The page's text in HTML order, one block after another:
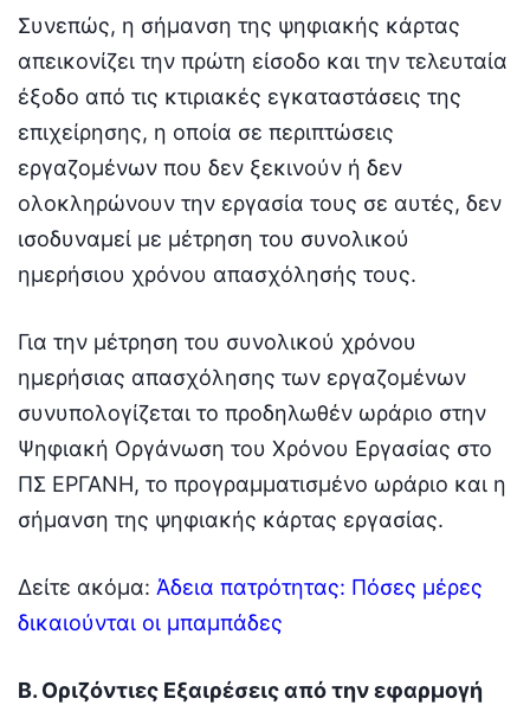
Συνεπώς, η σήμανση της ψηφιακής κάρτας
απεικονίζει την πρώτη είσοδο και την τελευταία
έξοδο από τις κτιριακές εγκαταστάσεις της
επιχείρησης, η οποία σε περιπτώσεις
εργαζομένων που δεν ξεκινούν ή δεν
ολοκληρώνουν την εργασία τους σε αυτές, δεν
ισοδυναμεί με μέτρηση του συνολικού
ημερήσιου χρόνου απασχόλησής τους.
Για την μέτρηση του συνολικού χρόνου
ημερήσιας απασχόλησης των εργαζομένων
συνυπολογίζεται το προδηλωθέν ωράριο στην
Ψηφιακή Οργάνωση του Χρόνου Εργασίας στο
ΠΣ ΕΡΓΑΝΗ, το προγραμματισμένο ωράριο και η
σήμανση της ψηφιακής κάρτας εργασίας.
Δείτε ακόμα: Άδεια πατρότητας: Πόσες μέρες
δικαιούνται οι μπαμπάδες
Β. Οριζόντιες Εξαιρέσεις από την εφαρμογή